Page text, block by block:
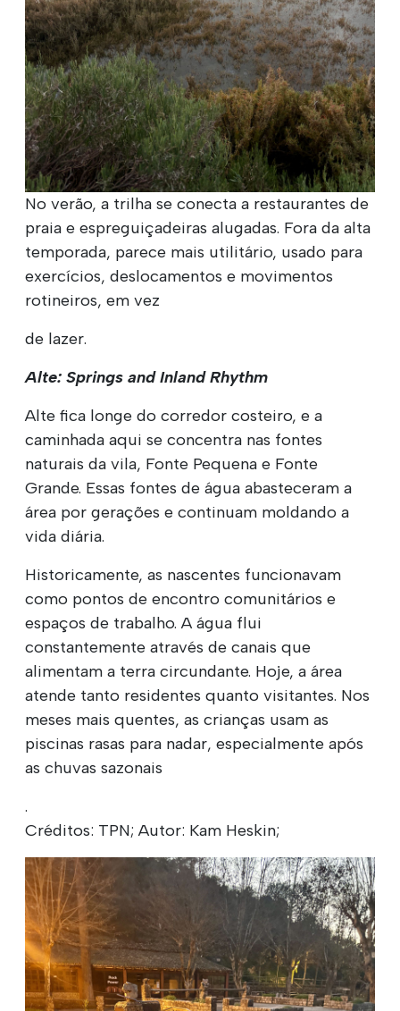
No verão, a trilha se conecta a restaurantes de
praia e espreguiçadeiras alugadas. Fora da alta
temporada, parece mais utilitário, usado para
exercícios, deslocamentos e movimentos
rotineiros, em vez
de lazer.
Alte: Springs and Inland Rhythm
Alte fica longe do corredor costeiro, e a
caminhada aqui se concentra nas fontes
naturais da vila, Fonte Pequena e Fonte
Grande. Essas fontes de água abasteceram a
área por gerações e continuam moldando a
vida diária.
Historicamente, as nascentes funcionavam
como pontos de encontro comunitários e
espaços de trabalho. A água flui
constantemente através de canais que
alimentam a terra circundante. Hoje, a área
atende tanto residentes quanto visitantes. Nos
meses mais quentes, as crianças usam as
piscinas rasas para nadar, especialmente após
as chuvas sazonais
.
Créditos: TPN; Autor: Kam Heskin;